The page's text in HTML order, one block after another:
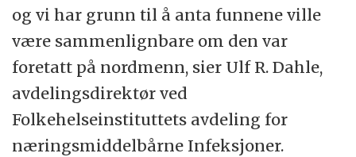
og vi har grunn til å anta funnene ville
være sammenlignbare om den var
foretatt på nordmenn, sier Ulf R. Dahle,
avdelingsdirektør ved
Folkehelseinstituttets avdeling for
næringsmiddelbårne Infeksjoner.